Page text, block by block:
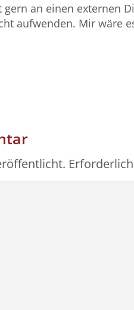
an einen externen
aufwenden. Mir wäre